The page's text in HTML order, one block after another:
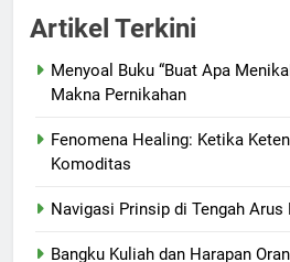
Artikel Terkini
Menyoal Buku “Buat Apa
Makna Pernikahan
Fenomena Healing: Ketika
Komoditas
Navigasi Prinsip di Tengah Arus
Bangku Kuliah dan Harapan